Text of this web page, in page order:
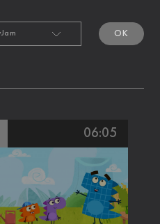
OK
06:05